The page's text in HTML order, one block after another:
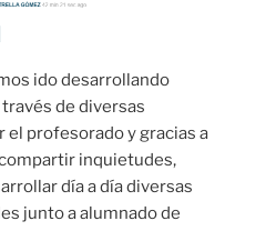
ido desarrollando
de diversas
el profesorado y gracias a
inquietudes,
día a día diversas
junto a alumnado de